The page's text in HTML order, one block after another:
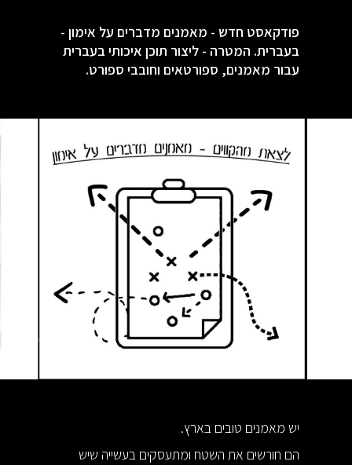
פודקאסט חדש - מאמנים מדברים על אימון -
בעברית. המטרה - ליצור תוכן איכותי בעברית
עבור מאמנים, ספורטאים וחובבי ספורט.
יש מאמנים טובים בארץ.
הם חורשים את השטח ומתעסקים בעשייה שיש